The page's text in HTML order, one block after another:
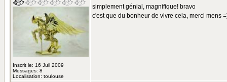
Inscrit le: 16 Juil 2009
Messages: 8
Localisation: toulouse
simplement génial, magnifique! bravo
c'est que du bonheur de vivre cela, merci mens